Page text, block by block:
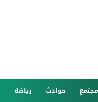
مجتمع حوادث رياضة